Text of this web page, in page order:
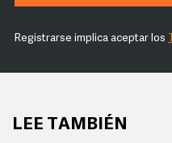
Registrarse implica aceptar los
LEE TAMBIÉN